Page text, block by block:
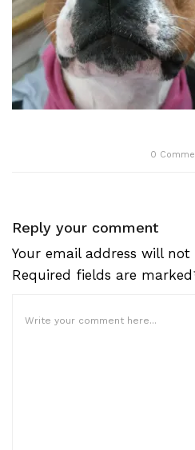
0
Reply your comment
Your email address will not
Required fields are